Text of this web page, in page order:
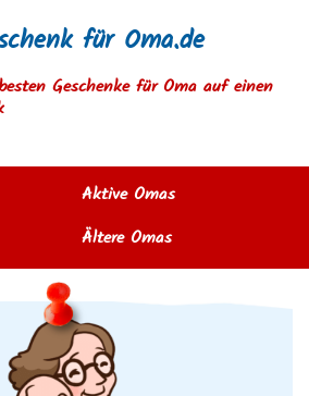
für Oma.de
Geschenke für Oma auf einen
Aktive Omas
Ältere Omas